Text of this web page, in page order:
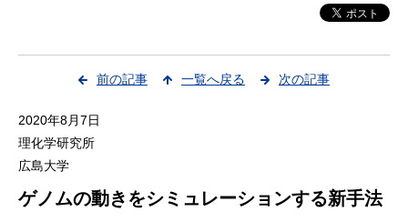
前の記事 一覧へ戻る 次の記事
2020年8月7日
理化学研究所
広島大学
ゲノムの動きをシミュレーションする新手法